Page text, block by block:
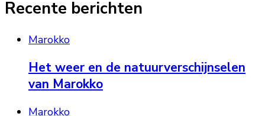
Recente berichten
Marokko
Het weer en de natuurverschijnselen
van Marokko
Marokko